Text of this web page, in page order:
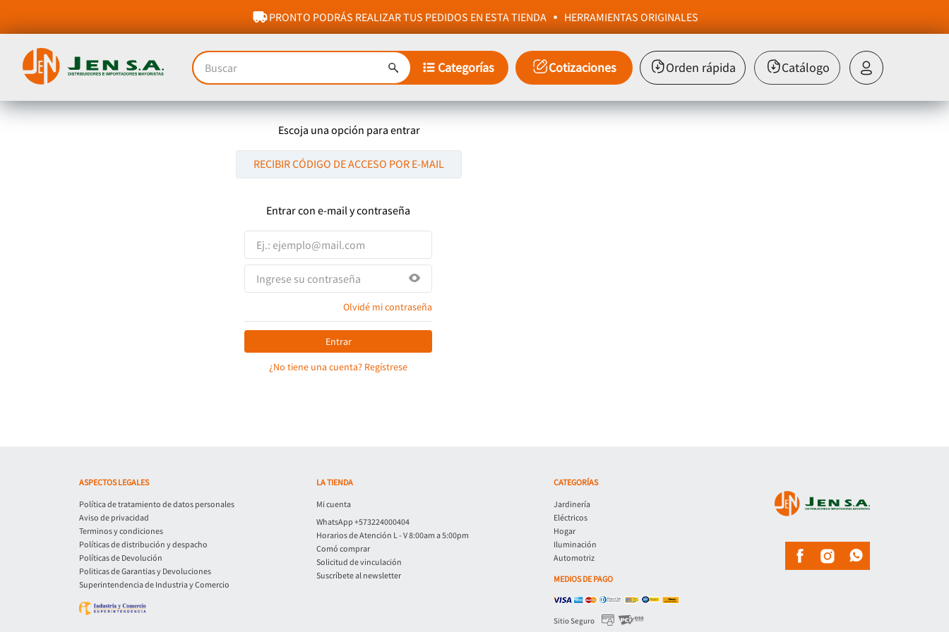
PRONTO PODRÁS REALIZAR TUS PEDIDOS EN ESTA TIENDA HERRAMIENTAS ORIGINALES
Buscar
Categorías Cotizaciones Orden rápida Catálogo
Escoja una opción para entrar
RECIBIR CÓDIGO DE ACCESO POR E-MAIL
Entrar con e-mail y contraseña
Olvidé mi contraseña
Entrar
¿No tiene una cuenta? Regístrese
ASPECTOS LEGALES
Política de tratamiento de datos personales
Aviso de privacidad
Terminos y condiciones
Políticas de distribución y despacho
Políticas de Devolución
Politicas de Garantias y Devoluciones
Superintendencia de Industria y Comercio
LA TIENDA
Mi cuenta
WhatsApp +573224000404
Horarios de Atención L - V 8:00am a 5:00pm
Comó comprar
Solicitud de vinculación
Suscríbete al newsletter
CATEGORÍAS
Jardinería
Eléctricos
Hogar
Iluminación
Automotriz
MEDIOS DE PAGO
Sitio Seguro